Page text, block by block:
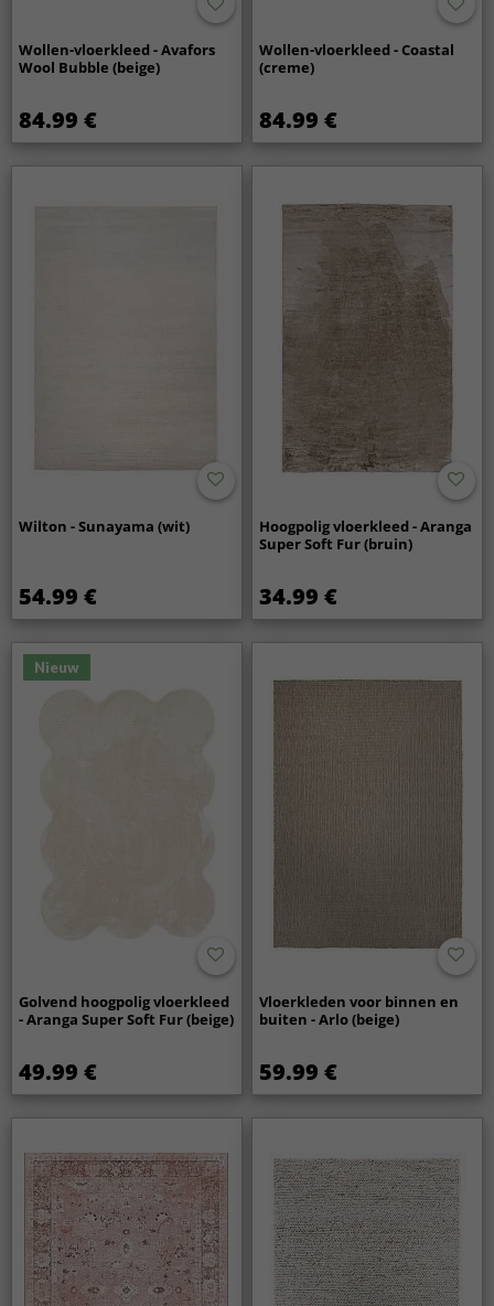
Wollen-vloerkleed - Avafors
Wool Bubble (beige)
84.99 €
Wollen-vloerkleed - Coastal
(creme)
84.99 €
Wilton - Sunayama (wit)
54.99 €
Hoogpolig vloerkleed - Aranga
Super Soft Fur (bruin)
34.99 €
Nieuw
Golvend hoogpolig vloerkleed
- Aranga Super Soft Fur (beige)
49.99 €
Vloerkleden voor binnen en
buiten - Arlo (beige)
59.99 €